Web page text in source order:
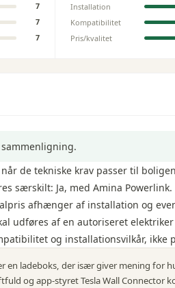
7
7
7
Installation
Kompatibilitet
Pris/kvalitet
de tekniske krav passer til
særskilt: Ja, med Amina
afhænger af installation og
udføres af en autoriseret
og installationsvilkår, ikke
en ladeboks, der især giver mening for
og app-styret Tesla Wall Connector